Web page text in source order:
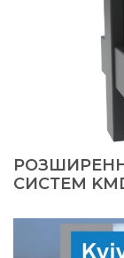
СИСТЕМ